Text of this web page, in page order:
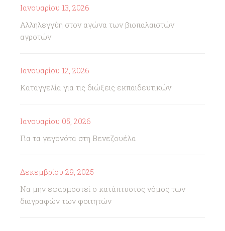
Ιανουαρίου 13, 2026
Αλληλεγγύη στον αγώνα των βιοπαλαιστών
αγροτών
Ιανουαρίου 12, 2026
Καταγγελία για τις διώξεις εκπαιδευτικών
Ιανουαρίου 05, 2026
Για τα γεγονότα στη Βενεζουέλα
Δεκεμβρίου 29, 2025
Να μην εφαρμοστεί ο κατάπτυστος νόμος των
διαγραφών των φοιτητών